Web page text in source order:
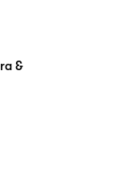
&